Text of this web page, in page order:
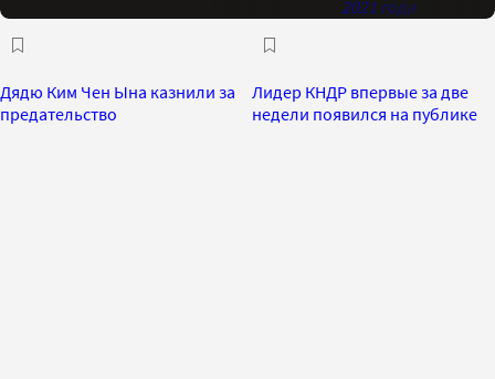
2021 года
Дядю Ким Чен Ына казнили за
предательство
Лидер КНДР впервые за две
недели появился на публике